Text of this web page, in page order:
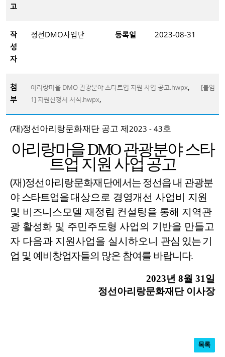
고
작
성
자
정선DMO사업단 등록일 2023-08-31
첨
부
아리랑마을 DMO 관광분야 스타트업 지원 사업 공고.hwpx,
[붙임
1] 지원신청서 서식.hwpx,
(재)정선아리랑문화재단 공고 제 2023 - 43호
아리랑마을DMO관광분야 스타
트업 지원 사업 공고
(재 )정선아리랑문화재단에서는 정선읍 내 관광분
야 스타트업을대상으로 경영개선 사업비 지원
및 비즈니스모델 재정립 컨설팅을 통해 지역관
광 활성화 및 주민주도형 사업의 기반을 만들고
자 다음과 지원사업을 실시하오니 관심 있는 기
업 및 예비창업자들의 많은 참여를 바랍니다.
2023년 8월 31일
정선아리랑문화재단 이사장
목록